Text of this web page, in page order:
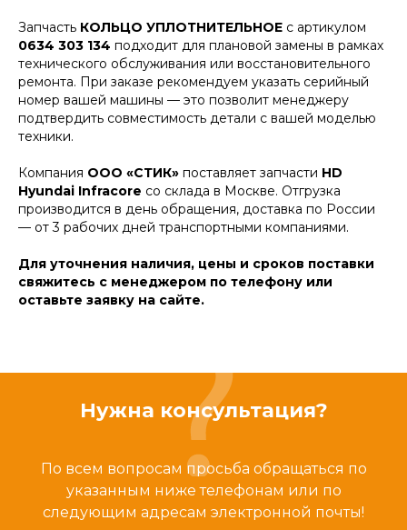
Запчасть КОЛЬЦО УПЛОТНИТЕЛЬНОЕ с артикулом
0634 303 134 подходит для плановой замены в рамках
технического обслуживания или восстановительного
ремонта. При заказе рекомендуем указать серийный
номер вашей машины — это позволит менеджеру
подтвердить совместимость детали с вашей моделью
техники.
Компания ООО «СТИК» поставляет запчасти HD
Hyundai Infracore со склада в Москве. Отгрузка
производится в день обращения, доставка по России
— от 3 рабочих дней транспортными компаниями.
Для уточнения наличия, цены и сроков поставки
свяжитесь с менеджером по телефону или
оставьте заявку на сайте.
Нужна консультация?
По всем вопросам просьба обращаться по
указанным ниже телефонам или по
следующим адресам электронной почты!